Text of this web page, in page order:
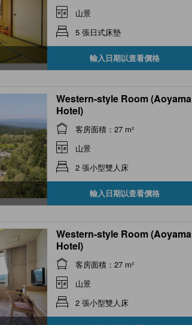
山景
5 張日式床墊
輸入日期以查看價格
Western-style Room (Aoyama
Hotel)
客房面積：27 m²
山景
2 張小型雙人床
輸入日期以查看價格
Western-style Room (Aoyama
Hotel)
客房面積：27 m²
山景
2 張小型雙人床